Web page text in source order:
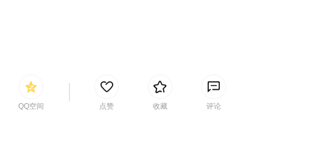
QQ空间 点赞 收藏 评论